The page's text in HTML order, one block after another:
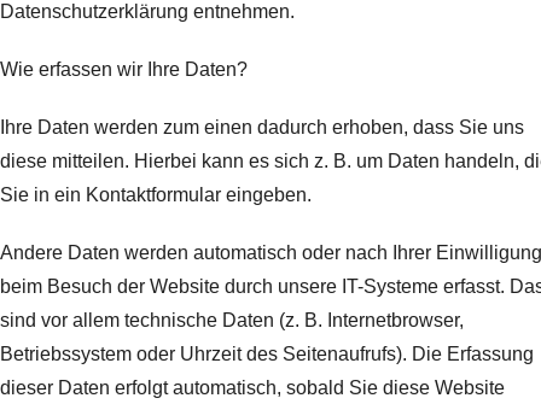
Datenschutzerklärung entnehmen.
Wie erfassen wir Ihre Daten?
Ihre Daten werden zum einen dadurch erhoben, dass Sie uns
diese mitteilen. Hierbei kann es sich z. B. um Daten handeln,
Sie in ein Kontaktformular eingeben.
Andere Daten werden automatisch oder nach Ihrer Einwilligung
beim Besuch der Website durch unsere IT-Systeme erfasst.
sind vor allem technische Daten (z. B. Internetbrowser,
Betriebssystem oder Uhrzeit des Seitenaufrufs). Die Erfassung
dieser Daten erfolgt automatisch, sobald Sie diese Website